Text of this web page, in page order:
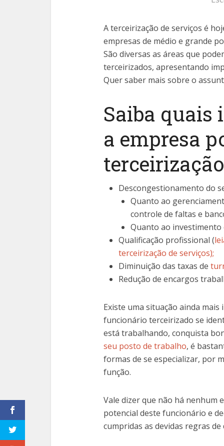
A terceirização de serviços é
empresas de médio e grande
São diversas as áreas que
terceirizados, apresentando
Quer saber mais sobre o
Saiba quais
a empresa
Descongestionamento do
Quanto ao
controle de faltas e
Quanto ao
Qualificação profissional (
terceirização de serviços);
Diminuição das taxas de
Redução de encargos
Existe uma situação ainda
funcionário terceirizado se
está trabalhando, conquista
seu posto de trabalho, é
formas de se especializar, por
função.
Vale dizer que não há nenhum
potencial deste funcionário e
cumpridas as devidas regras